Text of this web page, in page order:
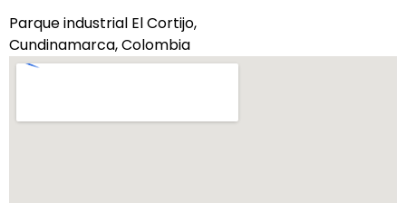
Parque industrial El Cortijo,
Cundinamarca, Colombia